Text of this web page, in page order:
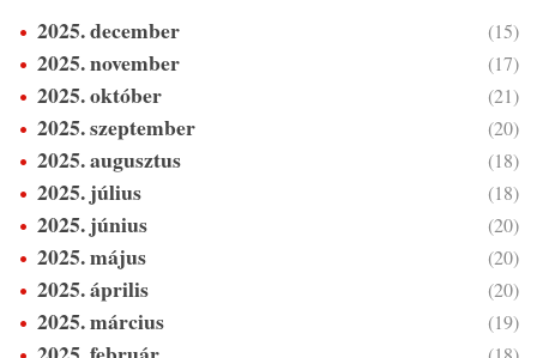
2025. december (15)
2025. november (17)
2025. október (21)
2025. szeptember (20)
2025. augusztus (18)
2025. július (18)
2025. június (20)
2025. május (20)
2025. április (20)
2025. március (19)